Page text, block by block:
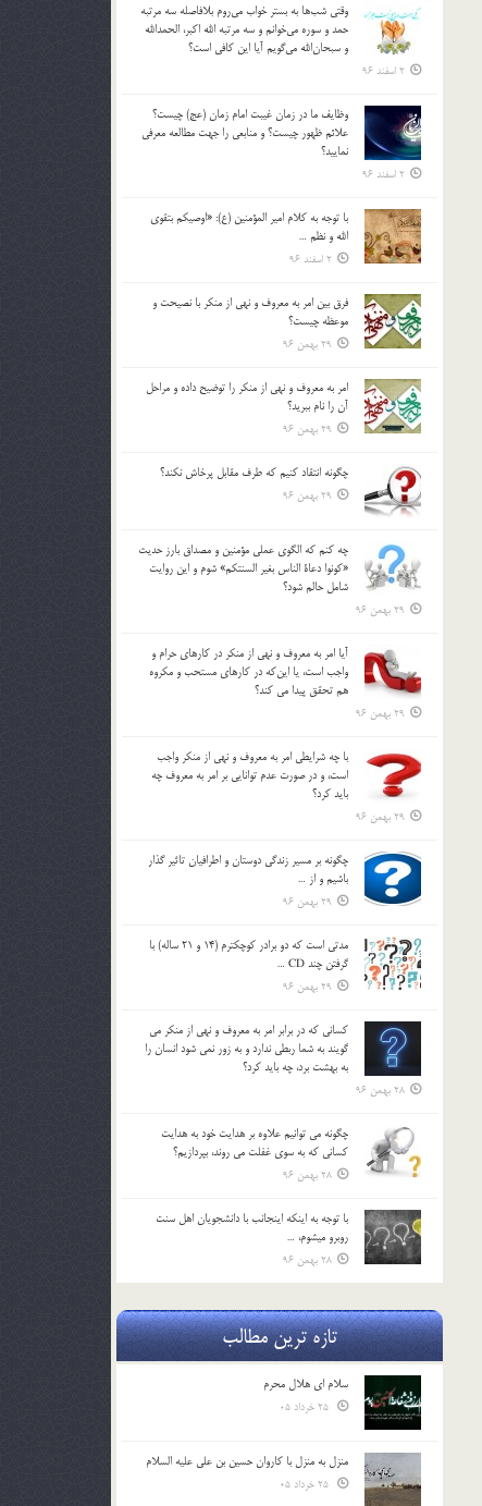
وقتي شب‌ها به بستر خواب مي‌روم بلافاصله سه مرتبه
حمد و سوره مي‌خوانم و سه مرتبه الله اكبر، الحمدالله
و سبحان‌الله مي‌گويم آيا اين كافي است؟
2 اسفند 96
وظايف ما در زمان غيبت امام زمان (عج) چيست؟
علائم ظهور چيست؟ و منابعي را جهت مطالعه معرفي
نماييد؟
2 اسفند 96
با توجه به كلام امير المؤمنين (ع): «اوصيكم بتقوي
الله و نظم …
2 اسفند 96
فرق بين امر به معروف و نهي از منكر با نصيحت و
موعظه چيست؟
29 بهمن 96
امر به معروف و نهي از منكر را توضيح داده و مراحل
آن را نام ببريد؟
29 بهمن 96
چگونه انتقاد كنيم كه طرف مقابل پرخاش نكند؟
29 بهمن 96
چه كنم كه الگوي عملي مؤمنين و مصداق بارز حديث
«كونوا دعاة الناس بغير السنتكم» شوم و اين روايت
شامل حالم شود؟
29 بهمن 96
آيا امر به معروف و نهي از منكر در كارهاي حرام و
واجب است، يا اين‌كه در كارهاي مستحب و مكروه
هم تحقق پيدا مي كند؟
29 بهمن 96
با چه شرايطي امر به معروف و نهي از منکر واجب
است، و در صورت عدم توانايي بر امر به معروف چه
بايد کرد؟
29 بهمن 96
چگونه بر مسير زندگي دوستان و اطرافيان تاثير گذار
باشيم و از …
29 بهمن 96
مدتي است كه دو برادر كوچكترم (14 و 21 ساله) با
گرفتن چند CD …
29 بهمن 96
كساني كه در برابر امر به معروف و نهي از منكر مي
گويند به شما ربطي ندارد و به زور نمي شود انسان را
به بهشت برد، چه بايد كرد؟
28 بهمن 96
چگونه مي توانيم علاوه بر هدايت خود به هدايت
كساني كه به سوي غفلت مي روند، بپردازيم؟
28 بهمن 96
با توجه به اينكه اينجانب با دانشجويان اهل سنت
روبرو مي‎شوم، …
28 بهمن 96
تازه ترین مطالب
سلام ای هلال محرم
منزل به منزل با کاروان حسین بن علی علیه السلام